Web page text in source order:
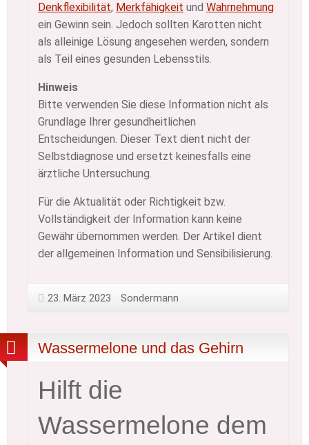
Denkflexibilität, Merkfähigkeit und Wahrnehmung
ein Gewinn sein. Jedoch sollten Karotten nicht
als alleinige Lösung angesehen werden, sondern
als Teil eines gesunden Lebensstils.
Hinweis
Bitte verwenden Sie diese Information nicht als
Grundlage Ihrer gesundheitlichen
Entscheidungen. Dieser Text dient nicht der
Selbstdiagnose und ersetzt keinesfalls eine
ärztliche Untersuchung.
Für die Aktualität oder Richtigkeit bzw.
Vollständigkeit der Information kann keine
Gewähr übernommen werden. Der Artikel dient
der allgemeinen Information und Sensibilisierung.
23. März 2023 Sondermann
Wassermelone und das Gehirn
Hilft die
Wassermelone dem